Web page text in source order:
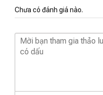
Chưa có đánh giá nào.